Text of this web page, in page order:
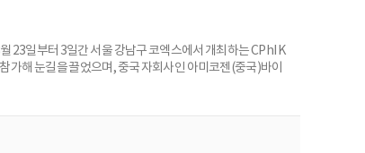
23일부터 3일간 서울 강남구 코엑스에서 개최하는 CPhI K
해 눈길을 끌었으며, 중국 자회사인 아미코젠(중국)바이